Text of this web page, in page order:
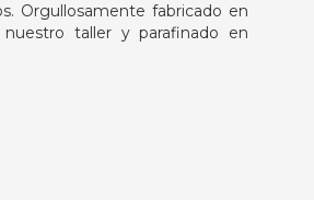
Orgullosamente fabricado en
taller y parafinado en